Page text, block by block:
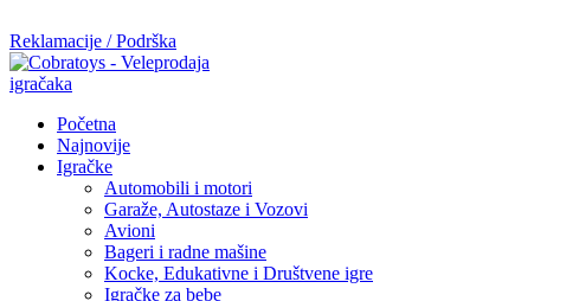
Reklamacije / Podrška
Početna
Najnovije
Igračke
Automobili i motori
Garaže, Autostaze i Vozovi
Avioni
Bageri i radne mašine
Kocke, Edukativne i Društvene igre
Igračke za bebe